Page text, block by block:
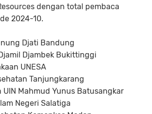
dengan total pembaca
2024-10.
Djati Bandung
Djambek Bukittinggi
UNESA
Tanjungkarang
UIN Mahmud Yunus Batusangkar
Negeri Salatiga